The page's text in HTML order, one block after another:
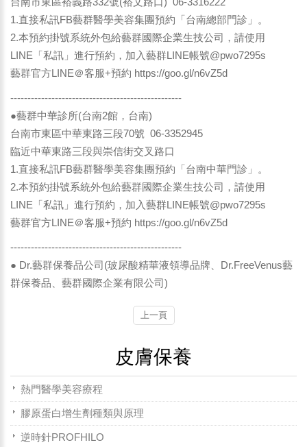
1.直接私訊FB藝群醫學美容集團預約「台南總部門診」。
2.本預約掛號系統外包給藝群國際企業生技公司，請使用
LINE「私訊」進行預約，加入藝群LINE帳號@pwo7295s
藝群官方LINE＠客服+預約 https://goo.gl/n6vZ5d
--------------------------------------------------
●藝群中華診所(台南2館，台南)
台南市東區中華東路三段70號 06-3352945
臨近中華東路三段與崇信街交叉路口
1.直接私訊FB藝群醫學美容集團預約「台南中華門診」。
2.本預約掛號系統外包給藝群國際企業生技公司，請使用
LINE「私訊」進行預約，加入藝群LINE帳號@pwo7295s
藝群官方LINE＠客服+預約 https://goo.gl/n6vZ5d
--------------------------------------------------
● Dr.藝群保養品公司(玻尿酸精華液領導品牌、Dr.FreeVenus藝
群保養品、藝群國際企業有限公司)
上一頁
皮膚保養
熱門醫學美容療程
膠原蛋白增生劑種類與原理
逆時針PROFHILO